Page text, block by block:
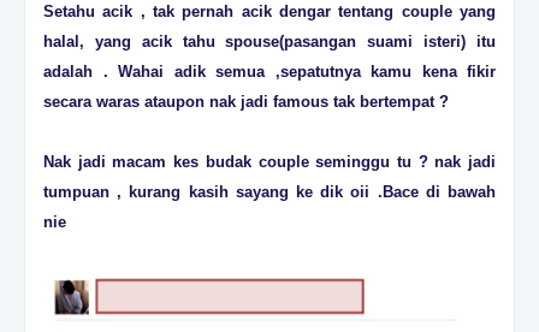
Setahu acik , tak pernah acik dengar tentang couple yang
halal, yang acik tahu spouse(pasangan suami isteri) itu
adalah . Wahai adik semua ,sepatutnya kamu kena fikir
secara waras ataupon nak jadi famous tak bertempat ?
Nak jadi macam kes budak couple seminggu tu ? nak jadi
tumpuan , kurang kasih sayang ke dik oii .Bace di bawah
nie